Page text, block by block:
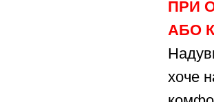
ПРИ
АБО
хоче